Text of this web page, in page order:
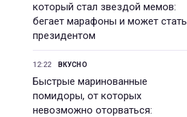
который стал звездой мемов:
бегает марафоны и может стать
президентом
12:22 ВКУСНО
Быстрые маринованные
помидоры, от которых
невозможно оторваться: